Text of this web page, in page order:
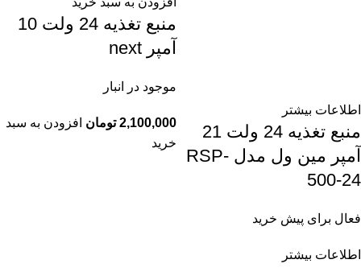
اطلاعات بیشتر
منبع تغذیه 24 ولت 21
آمپر مین ول مدل RSP-
500-24
فعال برای پیش خرید
اطلاعات بیشتر
منبع تغذیه 24 ولت 10
آمپر next
موجود در انبار
2,100,000 تومان افزودن به سبد
خرید